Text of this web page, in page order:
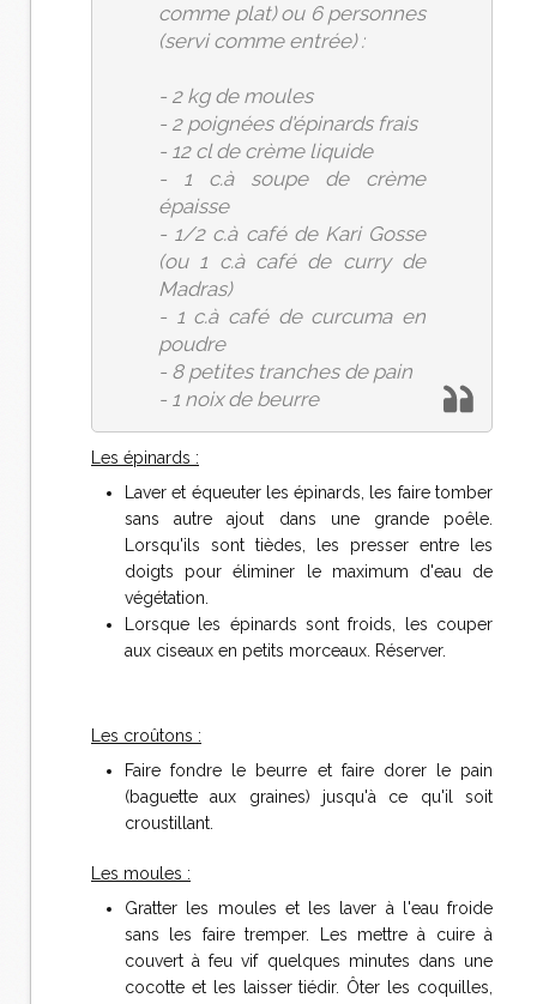
comme plat) ou 6 personnes
(servi comme entrée) :
- 2 kg de moules
- 2 poignées d'épinards frais
- 12 cl de crème liquide
- 1 c.à soupe de crème
épaisse
- 1/2 c.à café de Kari Gosse
(ou 1 c.à café de curry de
Madras)
- 1 c.à café de curcuma en
poudre
- 8 petites tranches de pain
- 1 noix de beurre
Les épinards :
Laver et équeuter les épinards, les faire tomber
sans autre ajout dans une grande poêle.
Lorsqu'ils sont tièdes, les presser entre les
doigts pour éliminer le maximum d'eau de
végétation.
Lorsque les épinards sont froids, les couper
aux ciseaux en petits morceaux. Réserver.
Les croûtons :
Faire fondre le beurre et faire dorer le pain
(baguette aux graines) jusqu'à ce qu'il soit
croustillant.
Les moules :
Gratter les moules et les laver à l'eau froide
sans les faire tremper. Les mettre à cuire à
couvert à feu vif quelques minutes dans une
cocotte et les laisser tiédir. Ôter les coquilles,